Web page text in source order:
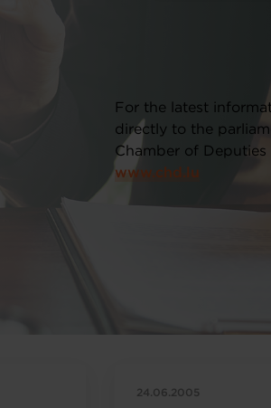
For the latest
directly to the
Chamber of Deputies
www.chd.lu
24.06.2005